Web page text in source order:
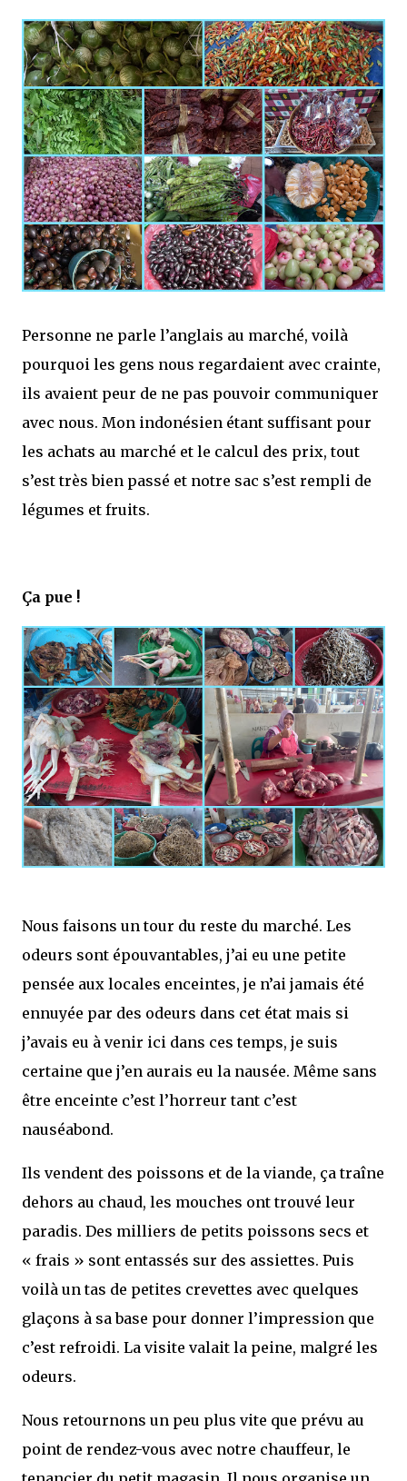
Personne ne parle l’anglais au marché, voilà
pourquoi les gens nous regardaient avec crainte,
ils avaient peur de ne pas pouvoir communiquer
avec nous. Mon indonésien étant suffisant pour
les achats au marché et le calcul des prix, tout
s’est très bien passé et notre sac s’est rempli de
légumes et fruits.
Ça pue !
Nous faisons un tour du reste du marché. Les
odeurs sont épouvantables, j’ai eu une petite
pensée aux locales enceintes, je n’ai jamais été
ennuyée par des odeurs dans cet état mais si
j’avais eu à venir ici dans ces temps, je suis
certaine que j’en aurais eu la nausée. Même sans
être enceinte c’est l’horreur tant c’est
nauséabond.
Ils vendent des poissons et de la viande, ça traîne
dehors au chaud, les mouches ont trouvé leur
paradis. Des milliers de petits poissons secs et
« frais » sont entassés sur des assiettes. Puis
voilà un tas de petites crevettes avec quelques
glaçons à sa base pour donner l’impression que
c’est refroidi. La visite valait la peine, malgré les
odeurs.
Nous retournons un peu plus vite que prévu au
point de rendez-vous avec notre chauffeur, le